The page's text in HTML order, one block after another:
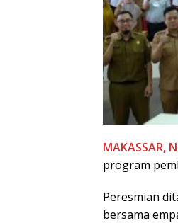
MAKASSAR,
program
Peresmian
bersama